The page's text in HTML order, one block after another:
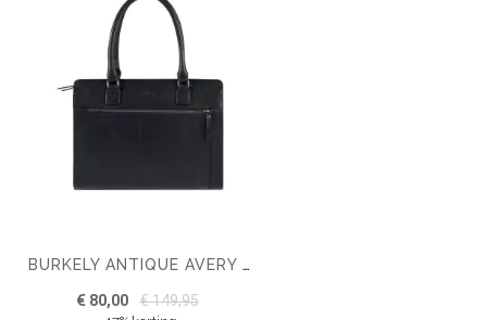
BURKELY ANTIQUE AVERY HANDTAS M
€ 80,00 € 149,95